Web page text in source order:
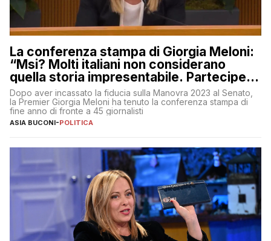
La conferenza stampa di Giorgia Meloni:
“Msi? Molti italiani non considerano
quella storia impresentabile. Parteciperò
al 25 aprile”
Dopo aver incassato la fiducia sulla Manovra 2023 al Senato,
la Premier Giorgia Meloni ha tenuto la conferenza stampa di
fine anno di fronte a 45 giornalisti
ASIA BUCONI-POLITICA